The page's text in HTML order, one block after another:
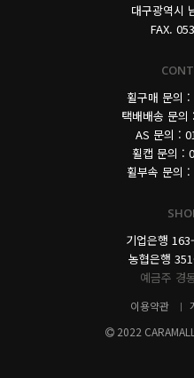
대구광역시
FAX.
휠구매 문의
택배배송 문
AS 문의 :
휠캡 문의 :
휠부속 문의
기업은행
농협은행
예금주 경
이용약관
2022